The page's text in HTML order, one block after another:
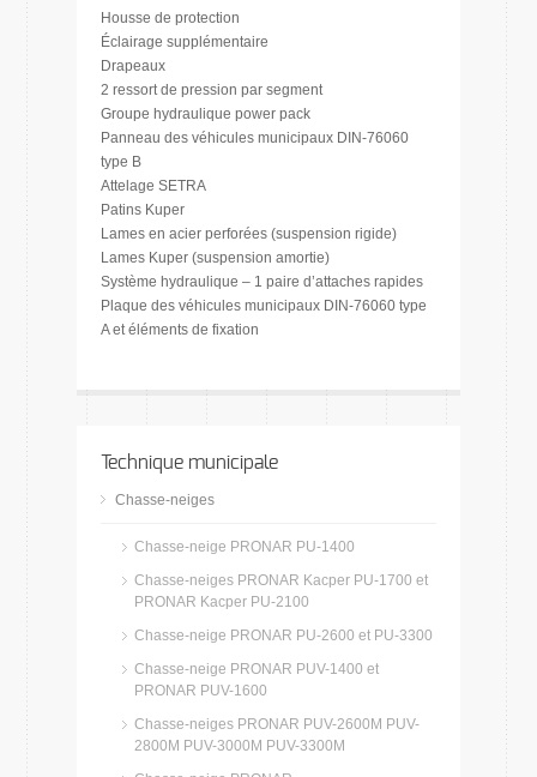
Housse de protection
Éclairage supplémentaire
Drapeaux
2 ressort de pression par segment
Groupe hydraulique power pack
Panneau des véhicules municipaux DIN-76060
type B
Attelage SETRA
Patins Kuper
Lames en acier perforées (suspension rigide)
Lames Kuper (suspension amortie)
Système hydraulique – 1 paire d’attaches rapides
Plaque des véhicules municipaux DIN-76060 type
A et éléments de fixation
Technique municipale
Chasse-neiges
Chasse-neige PRONAR PU-1400
Chasse-neiges PRONAR Kacper PU-1700 et
PRONAR Kacper PU-2100
Chasse-neige PRONAR PU-2600 et PU-3300
Chasse-neige PRONAR PUV-1400 et
PRONAR PUV-1600
Chasse-neiges PRONAR PUV-2600M PUV-
2800M PUV-3000M PUV-3300M